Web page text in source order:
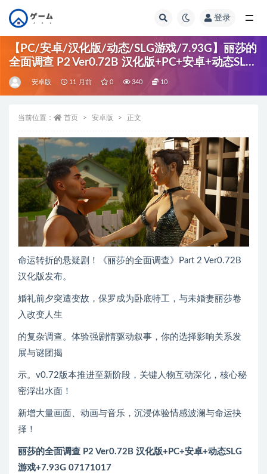
登录
【PC/安卓/汉化版/动态/SLG游戏/7.93G】丽莎的
全面调查 P2 Ver0.72B 汉化版+PC+安卓+动态SLG
游戏+7.93G
安卓版 11 月前 0 340 10
当前位置： 首页 安卓版 正文
命运转折的悬疑剧！《丽莎的全面调查》Part 2 Ver0.72B
汉化版发布。
婚礼前夕突遭变故，保罗成为卧底特工，与未婚妻丽莎卷
入改变人生
的复杂调查。体验强剧情驱动叙事，你的选择影响关系发
展与谜团揭
示。v0.72版本推进至新阶段，关键人物互动深化，核心秘
密浮出水面！
新增大量画面、动画与音乐，沉浸体验情感波澜与命运抉
择！
丽莎的全面调查 P2 Ver0.72B 汉化版+PC+安卓+动态SLG
游戏+7.93G 07171017